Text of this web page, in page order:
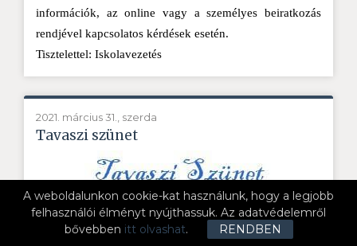
A weboldalunkon cookie-kat használunk, hogy a legjobb
felhasználói élményt nyújthassuk. Az adatvédelemről
bővebben itt olvashat. RENDBEN
információk, az online vagy a személyes beiratkozás
rendjével kapcsolatos kérdések esetén.
Tisztelettel: Iskolavezetés
2021. március 31., szerda
Tavaszi szünet